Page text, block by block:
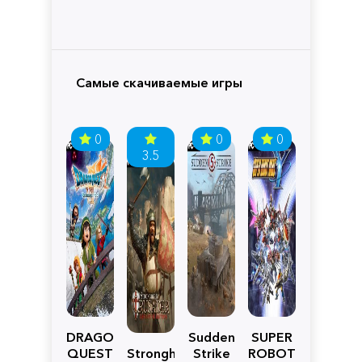
Самые скачиваемые игры
0
DRAGON
QUEST
3.5
Stronghold
0
Sudden
Strike
0
SUPER
ROBOT